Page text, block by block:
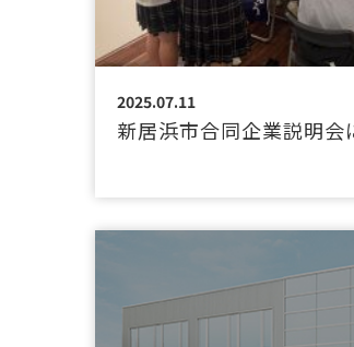
2025.07.11
新居浜市合同企業説明会